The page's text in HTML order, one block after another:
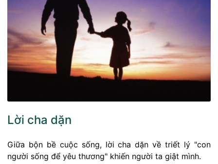
Lời cha dặn
Giữa bộn bề cuộc sống, lời cha dặn về triết lý "con
người sống để yêu thương" khiến người ta giật mình.